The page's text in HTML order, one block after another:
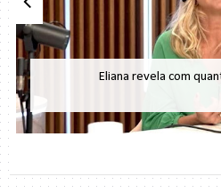
Eliana revela com